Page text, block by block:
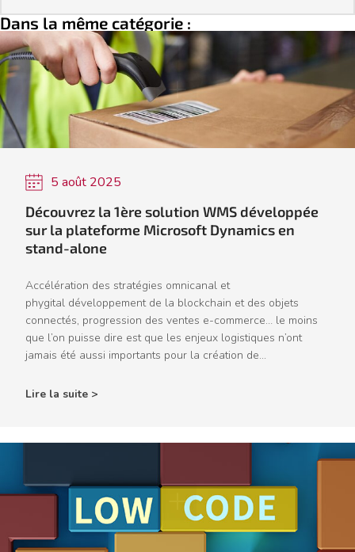
Dans la même catégorie :
5 août 2025
Découvrez la 1ère solution WMS développée
sur la plateforme Microsoft Dynamics en
stand-alone
Accélération des stratégies omnicanal et
phygital développement de la blockchain et des objets
connectés, progression des ventes e-commerce… le moins
que l’on puisse dire est que les enjeux logistiques n’ont
jamais été aussi importants pour la création de...
Lire la suite >